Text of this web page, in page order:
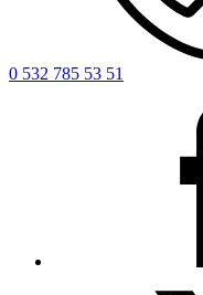
0 532 785 53 51